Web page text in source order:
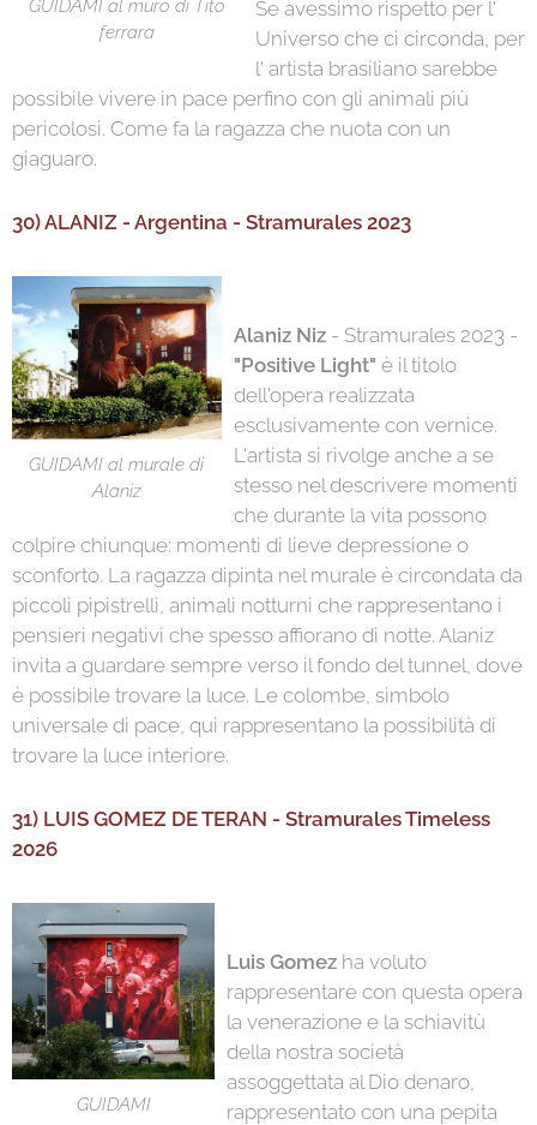
GUIDAMI al muro di Tito
ferrara
Se avessimo rispetto per l'
Universo che ci circonda, per
l' artista brasiliano sarebbe
possibile vivere in pace perfino con gli animali più
pericolosi. Come fa la ragazza che nuota con un
giaguaro.
30) ALANIZ - Argentina - Stramurales 2023
GUIDAMI al murale di
Alaniz
Alaniz Niz- Stramurales 2023 -
"Positive Light" è il titolo
dell'opera realizzata
esclusivamente con vernice.
L'artista si rivolge anche a se
stesso nel descrivere momenti
che durante la vita possono
colpire chiunque: momenti di lieve depressione o
sconforto. La ragazza dipinta nel murale è circondata da
piccoli pipistrelli, animali notturni che rappresentano i
pensieri negativi che spesso affiorano di notte. Alaniz
invita a guardare sempre verso il fondo del tunnel, dove
è possibile trovare la luce. Le colombe, simbolo
universale di pace, qui rappresentano la possibilità di
trovare la luce interiore.
31) LUIS GOMEZ DE TERAN - Stramurales Timeless
2026
GUIDAMI
Luis Gomez ha voluto
rappresentare con questa opera
la venerazione e la schiavitù
della nostra società
assoggettata al Dio denaro,
rappresentato con una pepita